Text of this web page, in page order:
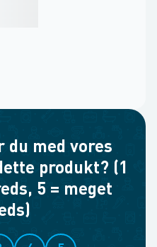
du med vores
produkt? (1
5 = meget